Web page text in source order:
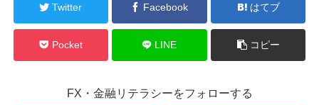
Twitter Facebook はてブ
Pocket LINE コピー
FX・金融リテラシーをフォローする